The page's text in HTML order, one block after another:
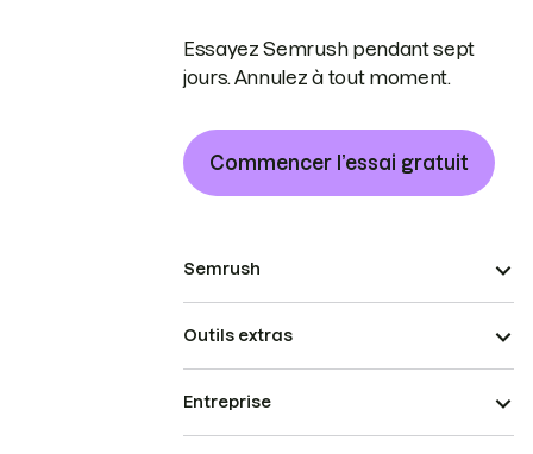
Essayez Semrush pendant sept
jours. Annulez à tout moment.
Commencer l’essai gratuit
Semrush
Outils extras
Entreprise